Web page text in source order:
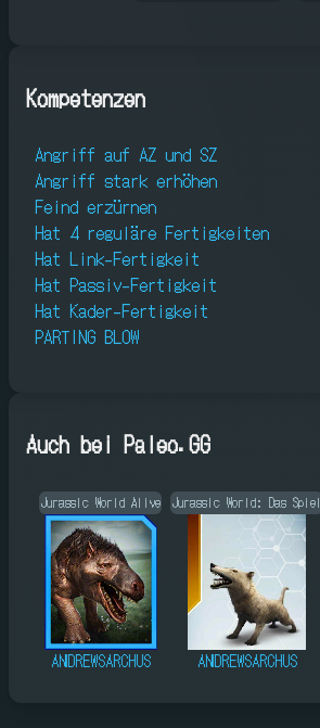
Kompetenzen
Angriff auf AZ und SZ
Angriff stark erhöhen
Feind erzürnen
Hat 4 reguläre Fertigkeiten
Hat Link-Fertigkeit
Hat Passiv-Fertigkeit
Hat Kader-Fertigkeit
PARTING BLOW
Auch bei Paleo.GG
Jurassic World Alive
ANDREWSARCHUS
Jurassic World: Das Spiel
ANDREWSARCHUS